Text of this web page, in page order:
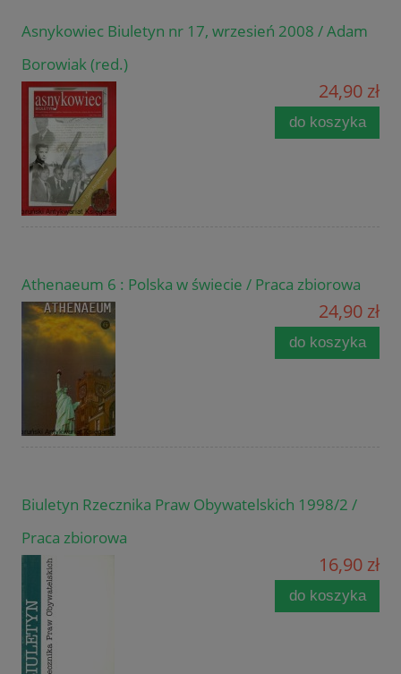
Asnykowiec Biuletyn nr 17, wrzesień 2008 / Adam
Borowiak (red.)
24,90 zł
do koszyka
Athenaeum 6 : Polska w świecie / Praca zbiorowa
24,90 zł
do koszyka
Biuletyn Rzecznika Praw Obywatelskich 1998/2 /
Praca zbiorowa
16,90 zł
do koszyka